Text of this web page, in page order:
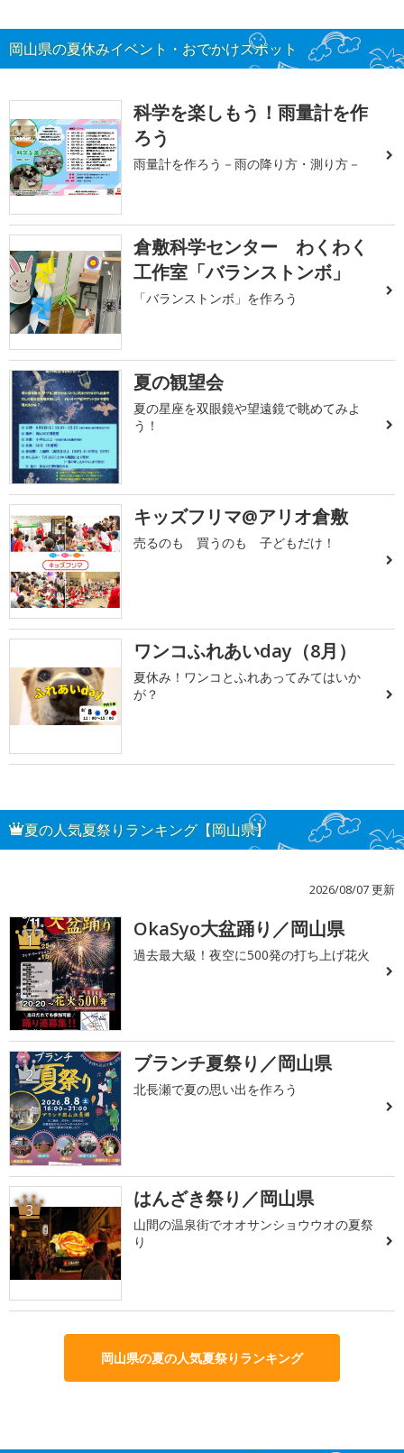
岡山県の夏休みイベント・おでかけスポット
科学を楽しもう！雨量計を作
ろう
雨量計を作ろう－雨の降り方・測り方－
倉敷科学センター わくわく
工作室「バランストンボ」
「バランストンボ」を作ろう
夏の観望会
夏の星座を双眼鏡や望遠鏡で眺めてみよ
う！
キッズフリマ@アリオ倉敷
売るのも 買うのも 子どもだけ！
ワンコふれあいday（8月）
夏休み！ワンコとふれあってみてはいか
が？
夏の人気夏祭りランキング【岡山県】
2026/08/07 更新
1 OkaSyo大盆踊り／岡山県
過去最大級！夜空に500発の打ち上げ花火
2 ブランチ夏祭り／岡山県
北長瀬で夏の思い出を作ろう
3 はんざき祭り／岡山県
山間の温泉街でオオサンショウウオの夏祭
り
岡山県の夏の人気夏祭りランキング